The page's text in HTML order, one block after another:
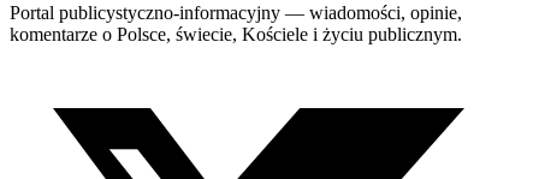
Portal publicystyczno-informacyjny — wiadomości, opinie,
komentarze o Polsce, świecie, Kościele i życiu publicznym.